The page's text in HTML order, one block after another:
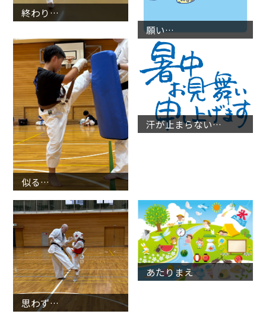
終わり…
願い…
似る…
汗が止まらない…
思わず…
あたりまえ